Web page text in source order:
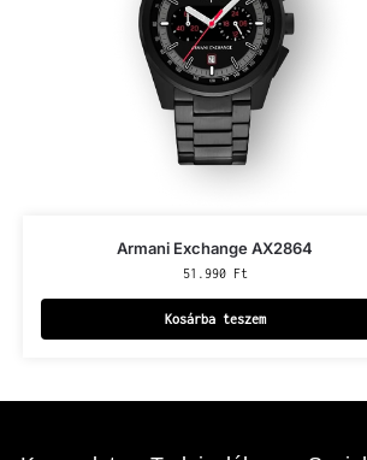
Armani Exchange AX2864
51.990 Ft
Kosárba teszem